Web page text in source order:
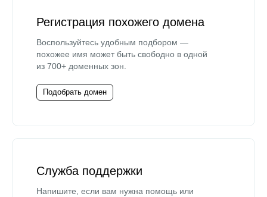
Регистрация похожего домена
Воспользуйтесь удобным подбором —
похожее имя может быть свободно в одной
из 700+ доменных зон.
Подобрать домен
Служба поддержки
Напишите, если вам нужна помощь или